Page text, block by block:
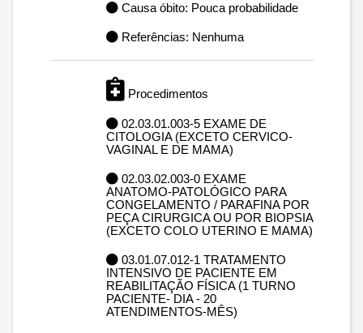
Causa óbito: Pouca probabilidade
Referências: Nenhuma
Procedimentos
02.03.01.003-5 EXAME DE
CITOLOGIA (EXCETO CERVICO-
VAGINAL E DE MAMA)
02.03.02.003-0 EXAME
ANATOMO-PATOLÓGICO PARA
CONGELAMENTO / PARAFINA POR
PEÇA CIRURGICA OU POR BIOPSIA
(EXCETO COLO UTERINO E MAMA)
03.01.07.012-1 TRATAMENTO
INTENSIVO DE PACIENTE EM
REABILITAÇÃO FÍSICA (1 TURNO
PACIENTE- DIA - 20
ATENDIMENTOS-MÊS)